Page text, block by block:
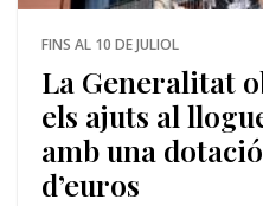
FINS AL 10 DE JULIOL
La Generalitat
els ajuts al
amb una
d’euros